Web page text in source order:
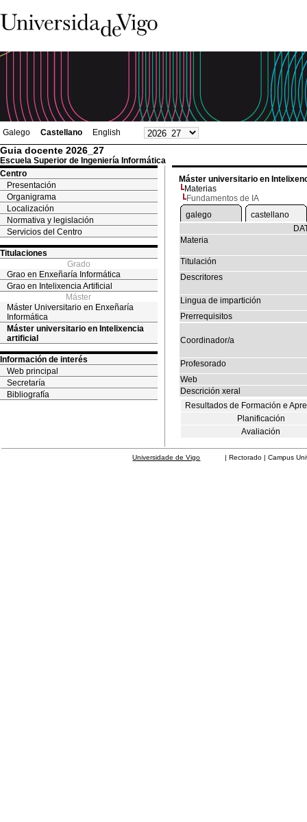
Galego Castellano English
Guia docente 2026_27
Escuela Superior de Ingeniería Informática
Centro
Presentación
Organigrama
Localización
Normativa y legislación
Servicios del Centro
Titulaciones
Grado
Grao en Enxeñaría Informática
Grao en Intelixencia Artificial
Máster
Máster Universitario en Enxeñaría
Informática
Máster universitario en Intelixencia
artificial
Información de interés
Web principal
Secretaría
Bibliografía
Máster universitario en
Materias
Fundamentos de IA
galego
castellano
Materia
Titulación
Descritores
Lingua de impartición
Prerrequisitos
Coordinador/a
Profesorado
Web
Descrición xeral
Resultados de Formación e
Planificación
Avaliación
Universidade de Vigo | Rectorado | Campus